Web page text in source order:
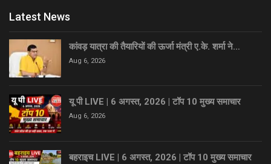
Latest News
कांवड़ यात्रा की तैयारियों की ऊर्जा मंत्री ए.के. शर्मा ने…
Aug 6, 2026
यू पी LIVE | 6 अगस्त, 2026 | टॉप 10 मुख्य समाचार
Aug 6, 2026
बहराइच LIVE | 6 अगस्त, 2026 | टॉप 10 मुख्य समाचार